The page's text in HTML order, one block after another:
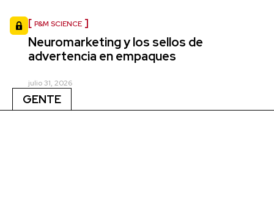
P&M SCIENCE
Neuromarketing y los sellos de
advertencia en empaques
julio 31, 2026
GENTE